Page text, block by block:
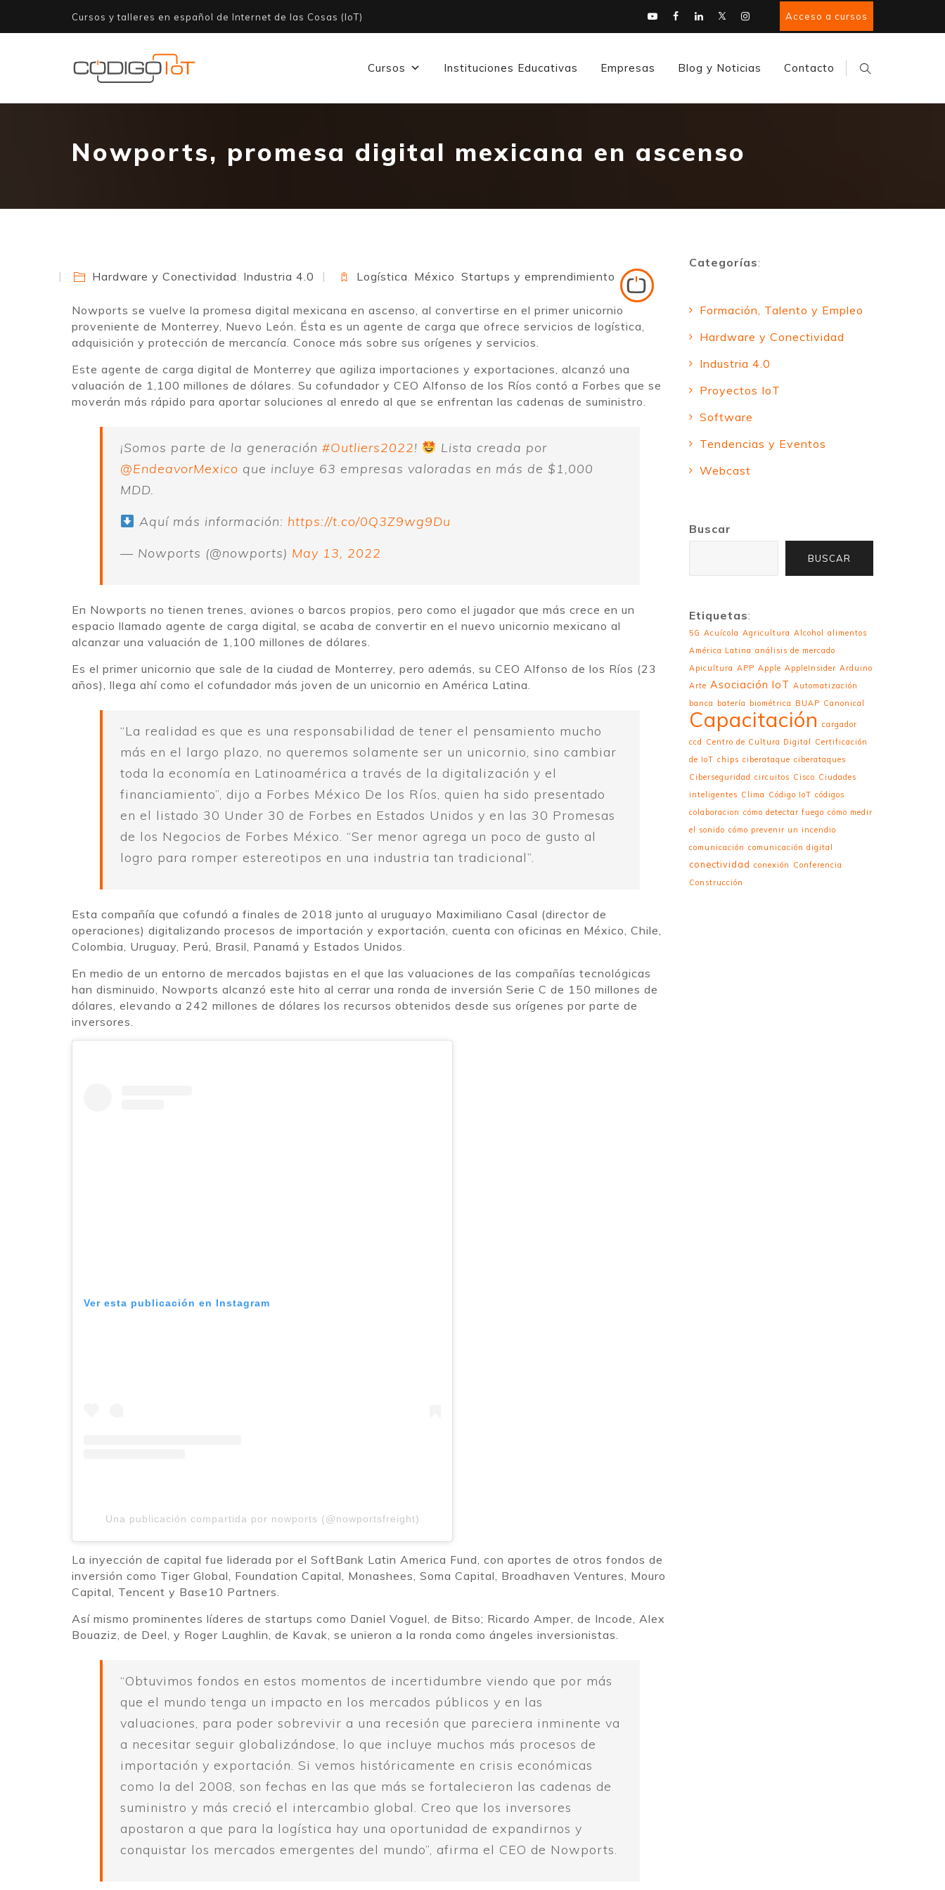
Cursos y talleres en español de Internet de las Cosas (IoT) Acceso a cursos
Cursos Instituciones Educativas Empresas Blog y Noticias Contacto
Nowports, promesa digital mexicana en ascenso
Hardware y Conectividad, Industria 4.0 Logística, México, Startups y emprendimiento
Nowports se vuelve la promesa digital mexicana en ascenso, al convertirse en el primer unicornio
proveniente de Monterrey, Nuevo León. Ésta es un agente de carga que ofrece servicios de logística,
adquisición y protección de mercancía. Conoce más sobre sus orígenes y servicios.
Este agente de carga digital de Monterrey que agiliza importaciones y exportaciones, alcanzó una
valuación de 1,100 millones de dólares. Su cofundador y CEO Alfonso de los Ríos contó a Forbes que se
moverán más rápido para aportar soluciones al enredo al que se enfrentan las cadenas de suministro.
¡Somos parte de la generación #Outliers2022!
Lista creada por
@EndeavorMexico que incluye 63 empresas valoradas en más de $1,000
MDD.
Aquí más información: https://t.co/0Q3Z9wg9Du
— Nowports (@nowports) May 13, 2022
En Nowports no tienen trenes, aviones o barcos propios, pero como el jugador que más crece en un
espacio llamado agente de carga digital, se acaba de convertir en el nuevo unicornio mexicano al
alcanzar una valuación de 1,100 millones de dólares.
Es el primer unicornio que sale de la ciudad de Monterrey, pero además, su CEO Alfonso de los Ríos (23
años), llega ahí como el cofundador más joven de un unicornio en América Latina.
“La realidad es que es una responsabilidad de tener el pensamiento mucho
más en el largo plazo, no queremos solamente ser un unicornio, sino cambiar
toda la economía en Latinoamérica a través de la digitalización y el
financiamiento”, dijo a Forbes México De los Ríos, quien ha sido presentado
en el listado 30 Under 30 de Forbes en Estados Unidos y en las 30 Promesas
de los Negocios de Forbes México. “Ser menor agrega un poco de gusto al
logro para romper estereotipos en una industria tan tradicional”.
Esta compañía que cofundó a finales de 2018 junto al uruguayo Maximiliano Casal (director de
operaciones) digitalizando procesos de importación y exportación, cuenta con oficinas en México, Chile,
Colombia, Uruguay, Perú, Brasil, Panamá y Estados Unidos.
En medio de un entorno de mercados bajistas en el que las valuaciones de las compañías tecnológicas
han disminuido, Nowports alcanzó este hito al cerrar una ronda de inversión Serie C de 150 millones de
dólares, elevando a 242 millones de dólares los recursos obtenidos desde sus orígenes por parte de
inversores.
Ver esta publicación en Instagram
Una publicación compartida por nowports (@nowportsfreight)
La inyección de capital fue liderada por el SoftBank Latin America Fund, con aportes de otros fondos de
inversión como Tiger Global, Foundation Capital, Monashees, Soma Capital, Broadhaven Ventures, Mouro
Capital, Tencent y Base10 Partners.
Así mismo prominentes líderes de startups como Daniel Voguel, de Bitso; Ricardo Amper, de Incode, Alex
Bouaziz, de Deel, y Roger Laughlin, de Kavak, se unieron a la ronda como ángeles inversionistas.
“Obtuvimos fondos en estos momentos de incertidumbre viendo que por más
que el mundo tenga un impacto en los mercados públicos y en las
valuaciones, para poder sobrevivir a una recesión que pareciera inminente va
a necesitar seguir globalizándose, lo que incluye muchos más procesos de
importación y exportación. Si vemos históricamente en crisis económicas
como la del 2008, son fechas en las que más se fortalecieron las cadenas de
suministro y más creció el intercambio global. Creo que los inversores
apostaron a que para la logística hay una oportunidad de expandirnos y
conquistar los mercados emergentes del mundo”, afirma el CEO de Nowports.
Categorías:
Formación, Talento y Empleo
Hardware y Conectividad
Industria 4.0
Proyectos IoT
Software
Tendencias y Eventos
Webcast
Buscar
BUSCAR
Etiquetas:
5G Acuícola Agricultura Alcohol
alimentos
América Latina análisis de mercado
Apicultura APP Apple AppleInsider Arduino
Arte Asociación IoT Automatización
banca
batería biométrica BUAP Canonical
Capacitación cargador
ccd
Centro de Cultura Digital
Certificación
de IoT chips ciberataque ciberataques
Ciberseguridad circuitos Cisco Ciudades
inteligentes Clima Código IoT códigos
colaboracion cómo detectar fuego cómo medir
el sonido cómo prevenir un incendio
comunicación comunicación digital
conectividad conexión Conferencia
Construcción